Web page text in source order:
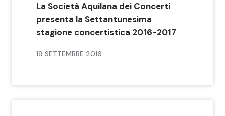
La Società Aquilana dei Concerti
presenta la Settantunesima
stagione concertistica 2016-2017
19 SETTEMBRE 2016